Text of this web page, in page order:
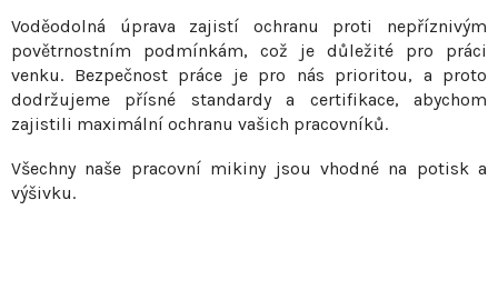
v
p
i
u
Voděodolná úprava zajistí ochranu proti nepříznivým
povětrnostním podmínkám, což je důležité pro práci
venku. Bezpečnost práce je pro nás prioritou, a proto
dodržujeme přísné standardy a certifikace, abychom
zajistili maximální ochranu vašich pracovníků.
Všechny naše pracovní mikiny jsou vhodné na potisk a
výšivku.